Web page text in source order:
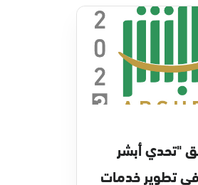
"تحدي أبشر
في تطوير خدمات